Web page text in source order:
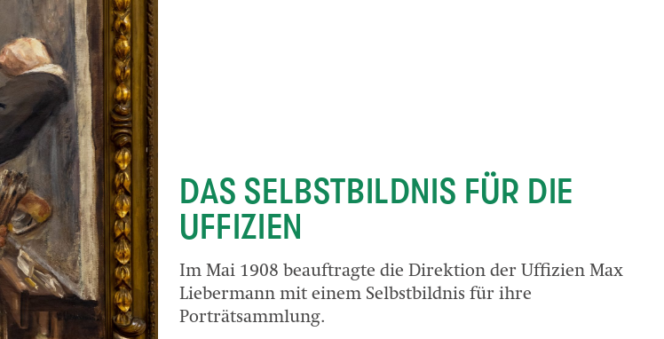
DAS SELBSTBILDNIS FÜR DIE
UFFIZIEN
Im Mai 1908 beauftragte die Direktion der Uffizien Max
Liebermann mit einem Selbstbildnis für ihre
Porträtsammlung.